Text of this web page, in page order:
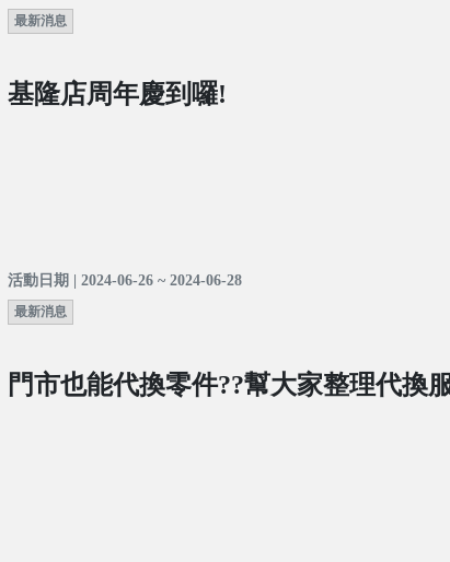
最新消息
基隆店周年慶到囉!
活動日期 | 2024-06-26 ~ 2024-06-28
最新消息
門市也能代換零件??幫大家整理代換